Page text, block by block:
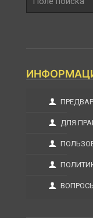
поиска
ДЛЯ